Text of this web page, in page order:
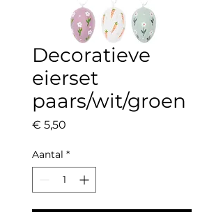
Decoratieve
eierset
paars/wit/groen
€ 5,50
Aantal *